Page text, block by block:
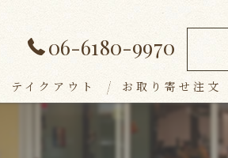
06-6180-9970
テイクアウト お取り寄せ注文